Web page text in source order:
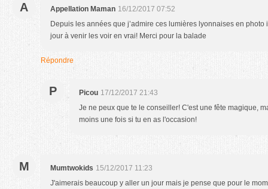
A Appellation Maman 16/12/2017 07:52
Depuis les années que j’admire ces lumières lyonnaises en
jour à venir les voir en vrai! Merci pour la balade
Répondre
P Picou 17/12/2017 21:43
Je ne peux que te le conseiller! C'est une fête magique,
moins une fois si tu en as l'occasion!
M Mumtwokids 15/12/2017 11:23
J'aimerais beaucoup y aller un jour mais je pense que pour le